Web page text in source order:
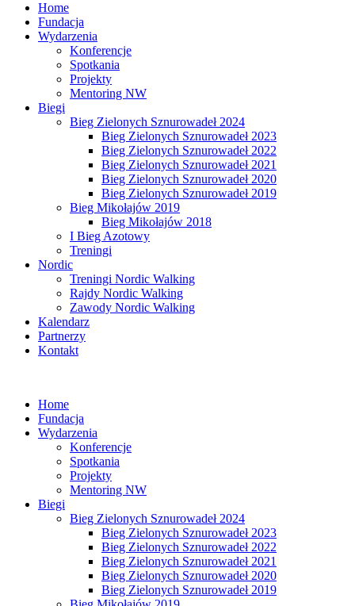
Home
Fundacja
Wydarzenia
Konferencje
Spotkania
Projekty
Mentoring NW
Biegi
Bieg Zielonych Sznurowadeł 2024
Bieg Zielonych Sznurowadeł 2023
Bieg Zielonych Sznurowadeł 2022
Bieg Zielonych Sznurowadeł 2021
Bieg Zielonych Sznurowadeł 2020
Bieg Zielonych Sznurowadeł 2019
Bieg Mikołajów 2019
Bieg Mikołajów 2018
I Bieg Azotowy
Treningi
Nordic
Treningi Nordic Walking
Rajdy Nordic Walking
Zawody Nordic Walking
Kalendarz
Partnerzy
Kontakt
Home
Fundacja
Wydarzenia
Konferencje
Spotkania
Projekty
Mentoring NW
Biegi
Bieg Zielonych Sznurowadeł 2024
Bieg Zielonych Sznurowadeł 2023
Bieg Zielonych Sznurowadeł 2022
Bieg Zielonych Sznurowadeł 2021
Bieg Zielonych Sznurowadeł 2020
Bieg Zielonych Sznurowadeł 2019